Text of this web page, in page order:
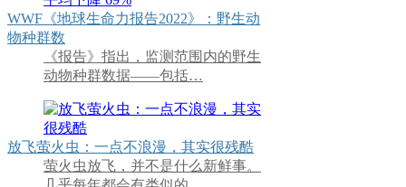
WWF《地球生命力报告2022》：野生动
物种群数
《报告》指出，监测范围内的野生
动物种群数据——包括…
放飞萤火虫：一点不浪漫，其实很残酷
萤火虫放飞，并不是什么新鲜事。